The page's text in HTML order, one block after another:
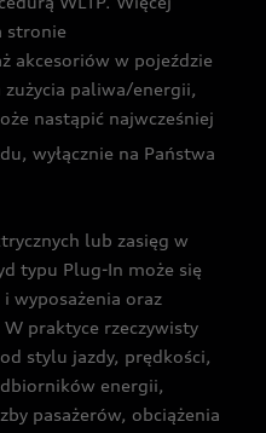
stronie
akcesoriów w pojeździe
zużycia paliwa/energii,
nastąpić najwcześniej
wyłącznie na Państwa
lub zasięg w
typu Plug-In może się
wyposażenia oraz
praktyce rzeczywisty
stylu jazdy, prędkości,
energii,
pasażerów, obciążenia